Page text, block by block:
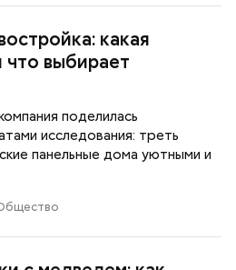
какая
что выбирает
поделилась
исследования: треть
панельные дома уютными и